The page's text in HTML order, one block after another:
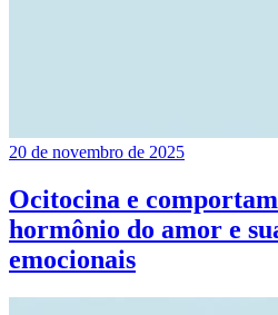
20 de novembro de 2025
Ocitocina e
hormônio do amor e
emocionais